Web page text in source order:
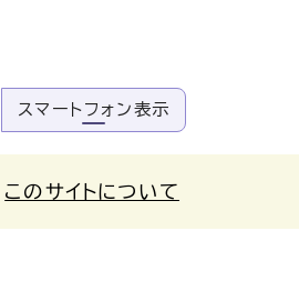
スマートフォン表示
このサイトについて